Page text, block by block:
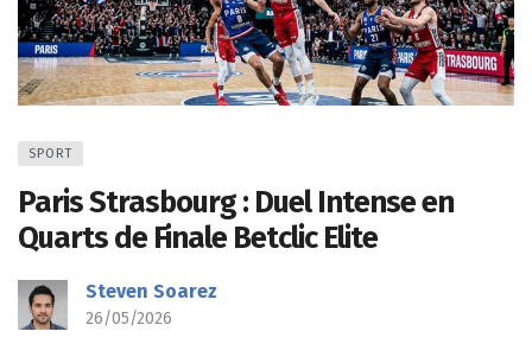
SPORT
Paris Strasbourg : Duel Intense en
Quarts de Finale Betclic Elite
Steven Soarez
26/05/2026